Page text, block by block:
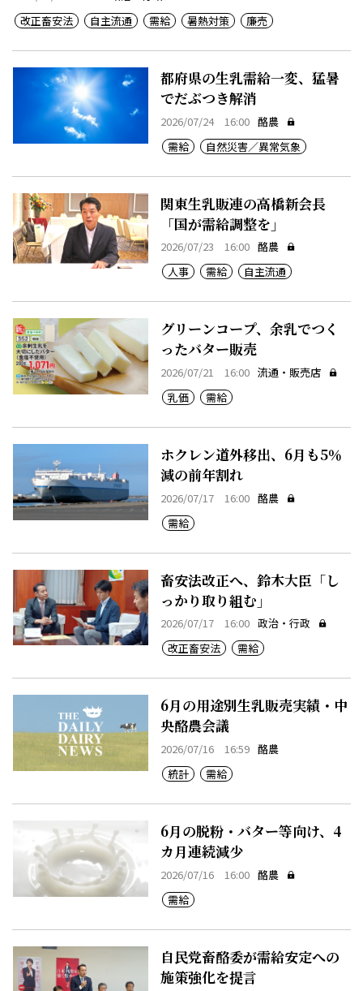
改正畜安法
自主流通 需給 暑熱対策 廉売
都府県の生乳需給一変、猛暑
でだぶつき解消
2026/07/24 16:00 酪農
需給
自然災害／異常気象
関東生乳販連の高橋新会長
「国が需給調整を」
2026/07/23 16:00 酪農
人事
需給 自主流通
グリーンコープ、余乳でつく
ったバター販売
2026/07/21 16:00 流通・販売店
乳価
需給
ホクレン道外移出、6月も5％
減の前年割れ
2026/07/17 16:00 酪農
需給
畜安法改正へ、鈴木大臣「し
っかり取り組む」
2026/07/17 16:00 政治・行政
改正畜安法
需給
6月の用途別生乳販売実績・中
央酪農会議
2026/07/16 16:59 酪農
統計
需給
6月の脱粉・バター等向け、4
カ月連続減少
2026/07/16 16:00 酪農
需給
自民党畜酪委が需給安定への
施策強化を提言